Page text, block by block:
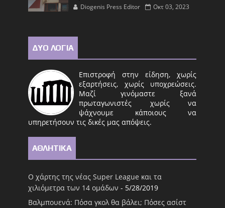
Diogenis Press Editor Οκτ 03, 2023
ΔΥΟ ΛΟΓΙΑ
Επιστροφή στην είδηση, χωρίς
εξαρτήσεις, χωρίς υποχρεώσεις.
Μαζί γινόμαστε ξανά
πρωταγωνιστές χωρίς να
ψάχνουμε κάποιους να
υπηρετήσουν τις δικές μας απόψεις.
ΑΘΛΗΤΙΚΑ
Ο χάρτης της νέας Super League και τα
χιλιόμετρα των 14 ομάδων - 5/28/2019
Βαλμπουενά: Πόσα γκολ θα βάλει; Πόσες ασίστ